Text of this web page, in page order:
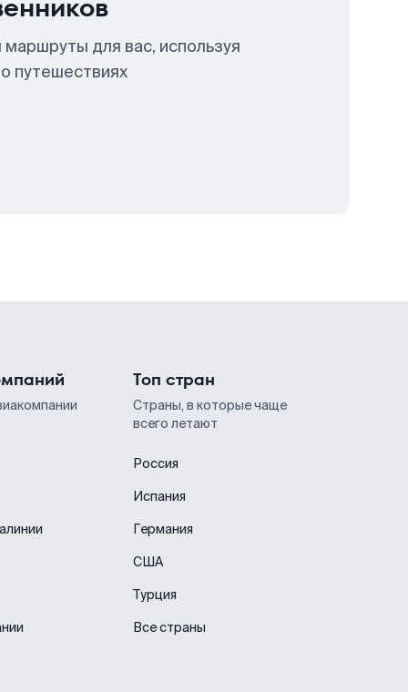
для вас, используя
путешествиях
Топ стран
Страны, в которые чаще
всего летают
Россия
Испания
Германия
США
Турция
Все страны